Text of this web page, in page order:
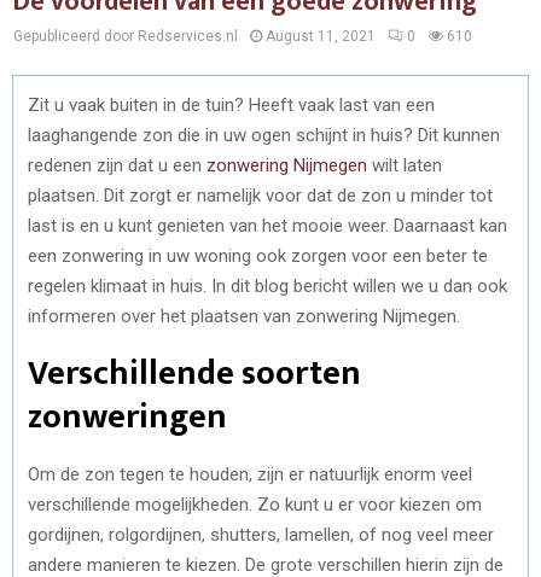
Gepubliceerd door Redservices.nl August 11, 2021 0 610
Zit u vaak buiten in de tuin? Heeft vaak last van een
laaghangende zon die in uw ogen schijnt in huis? Dit kunnen
redenen zijn dat u een zonwering Nijmegen wilt laten
plaatsen. Dit zorgt er namelijk voor dat de zon u minder tot
last is en u kunt genieten van het mooie weer. Daarnaast kan
een zonwering in uw woning ook zorgen voor een beter te
regelen klimaat in huis. In dit blog bericht willen we u dan ook
informeren over het plaatsen van zonwering Nijmegen.
Verschillende soorten
zonweringen
Om de zon tegen te houden, zijn er natuurlijk enorm veel
verschillende mogelijkheden. Zo kunt u er voor kiezen om
gordijnen, rolgordijnen, shutters, lamellen, of nog veel meer
andere manieren te kiezen. De grote verschillen hierin zijn de